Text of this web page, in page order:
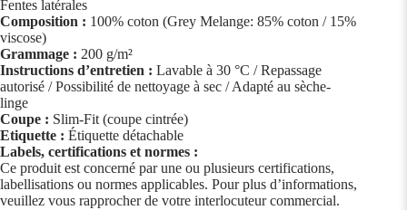
Fentes latérales
Composition : 100% coton (Grey Melange: 85% coton / 15%
viscose)
Grammage : 200 g/m²
Instructions d’entretien : Lavable à 30 °C / Repassage
autorisé / Possibilité de nettoyage à sec / Adapté au sèche-
linge
Coupe : Slim-Fit (coupe cintrée)
Etiquette : Étiquette détachable
Labels, certifications et normes :
Ce produit est concerné par une ou plusieurs certifications,
labellisations ou normes applicables. Pour plus d’informations,
veuillez vous rapprocher de votre interlocuteur commercial.